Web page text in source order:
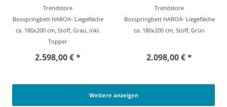
Trendstore
Boxspringbett HAROA- Liegefläche
ca. 180x200 cm, Stoff, Grau, inkl.
Topper
2.598,00 € *
Trendstore
Boxspringbett HAROA- Liegefläche
ca. 180x200 cm, Stoff, Grün
2.098,00 € *
Weitere anzeigen